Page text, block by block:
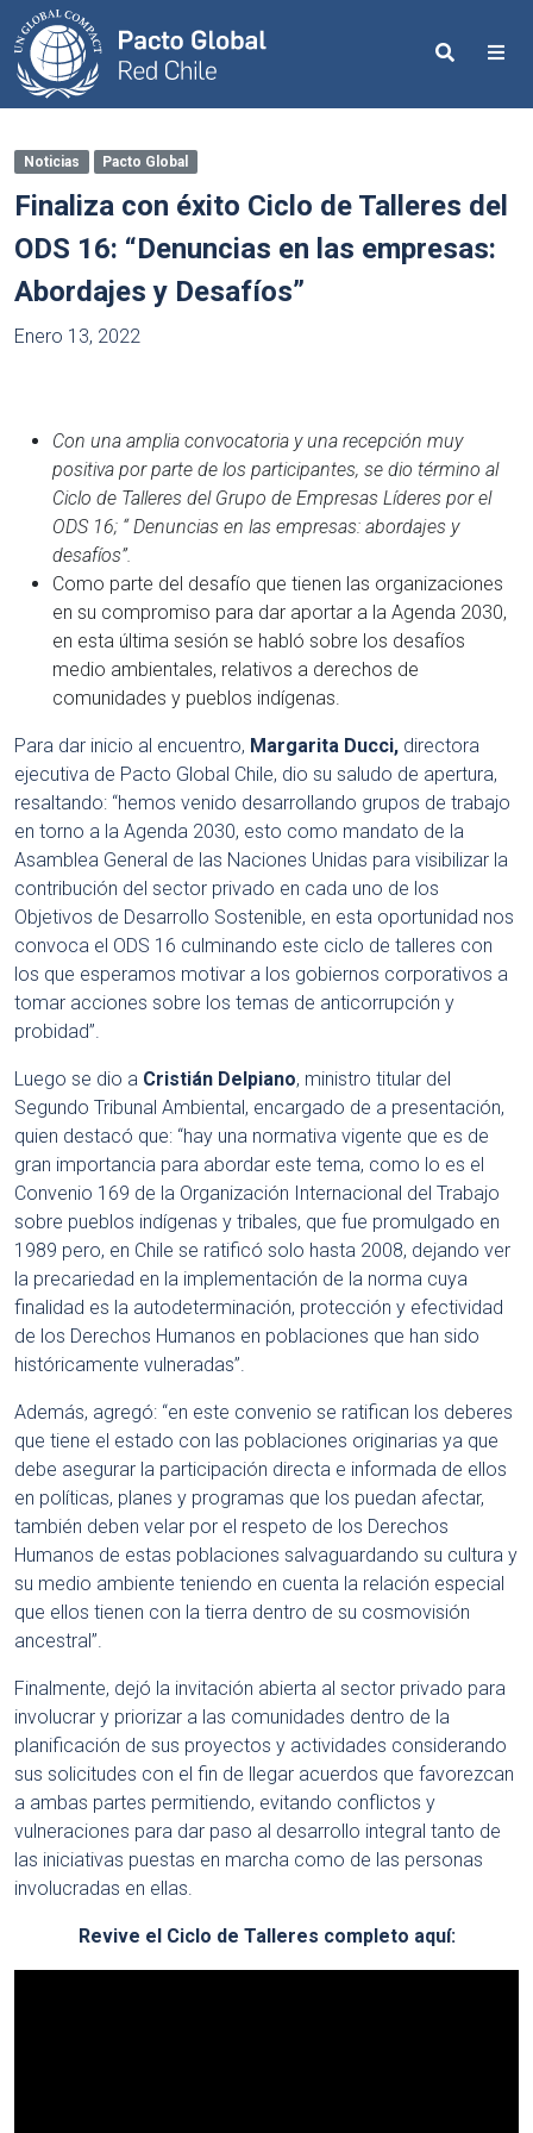
Search
Noticias Pacto Global
Finaliza con éxito Ciclo de Talleres del
ODS 16: “Denuncias en las empresas:
Abordajes y Desafíos”
Enero 13, 2022
Con una amplia convocatoria y una recepción muy
positiva por parte de los participantes, se dio término al
Ciclo de Talleres del Grupo de Empresas Líderes por el
ODS 16; “ Denuncias en las empresas: abordajes y
desafíos”.
Como parte del desafío que tienen las organizaciones
en su compromiso para dar aportar a la Agenda 2030,
en esta última sesión se habló sobre los desafíos
medio ambientales, relativos a derechos de
comunidades y pueblos indígenas.
Para dar inicio al encuentro, Margarita Ducci, directora
ejecutiva de Pacto Global Chile, dio su saludo de apertura,
resaltando: “hemos venido desarrollando grupos de trabajo
en torno a la Agenda 2030, esto como mandato de la
Asamblea General de las Naciones Unidas para visibilizar la
contribución del sector privado en cada uno de los
Objetivos de Desarrollo Sostenible, en esta oportunidad nos
convoca el ODS 16 culminando este ciclo de talleres con
los que esperamos motivar a los gobiernos corporativos a
tomar acciones sobre los temas de anticorrupción y
probidad”.
Luego se dio a Cristián Delpiano, ministro titular del
Segundo Tribunal Ambiental, encargado de a presentación,
quien destacó que: “hay una normativa vigente que es de
gran importancia para abordar este tema, como lo es el
Convenio 169 de la Organización Internacional del Trabajo
sobre pueblos indígenas y tribales, que fue promulgado en
1989 pero, en Chile se ratificó solo hasta 2008, dejando ver
la precariedad en la implementación de la norma cuya
finalidad es la autodeterminación, protección y efectividad
de los Derechos Humanos en poblaciones que han sido
históricamente vulneradas”.
Además, agregó: “en este convenio se ratifican los deberes
que tiene el estado con las poblaciones originarias ya que
debe asegurar la participación directa e informada de ellos
en políticas, planes y programas que los puedan afectar,
también deben velar por el respeto de los Derechos
Humanos de estas poblaciones salvaguardando su cultura y
su medio ambiente teniendo en cuenta la relación especial
que ellos tienen con la tierra dentro de su cosmovisión
ancestral”.
Finalmente, dejó la invitación abierta al sector privado para
involucrar y priorizar a las comunidades dentro de la
planificación de sus proyectos y actividades considerando
sus solicitudes con el fin de llegar acuerdos que favorezcan
a ambas partes permitiendo, evitando conflictos y
vulneraciones para dar paso al desarrollo integral tanto de
las iniciativas puestas en marcha como de las personas
involucradas en ellas.
Revive el Ciclo de Talleres completo aquí: